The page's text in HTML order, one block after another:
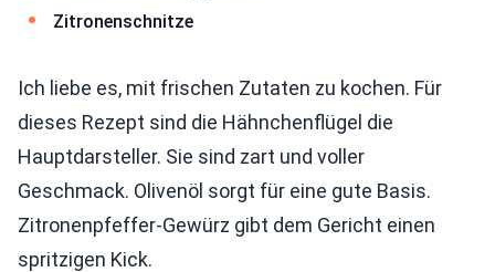
Zitronenschnitze
Ich liebe es, mit frischen Zutaten zu kochen. Für
dieses Rezept sind die Hähnchenflügel die
Hauptdarsteller. Sie sind zart und voller
Geschmack. Olivenöl sorgt für eine gute Basis.
Zitronenpfeffer-Gewürz gibt dem Gericht einen
spritzigen Kick.